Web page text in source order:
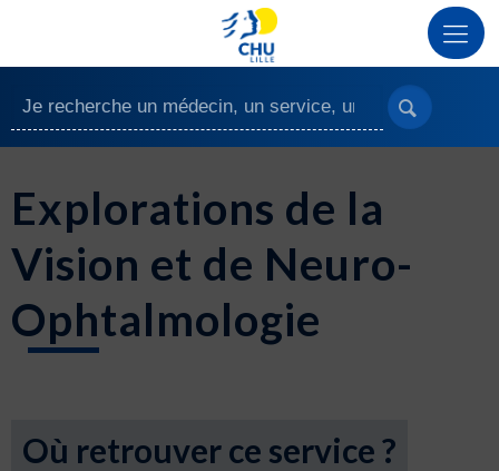
Explorations de la
Vision et de Neuro-
Ophtalmologie
Où retrouver ce service ?